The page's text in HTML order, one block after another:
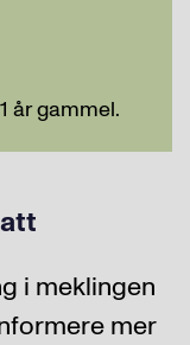
år gammel.
i meklingen
mer